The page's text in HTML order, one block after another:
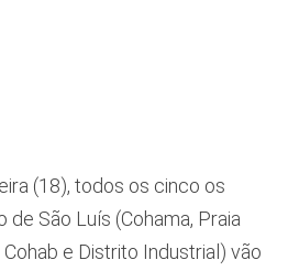
(18), todos os cinco os
São Luís (Cohama, Praia
e Distrito Industrial) vão